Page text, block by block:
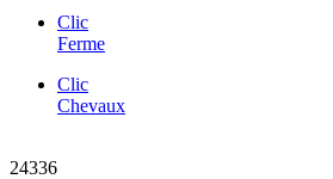
Clic
Ferme
Clic
Chevaux
24336